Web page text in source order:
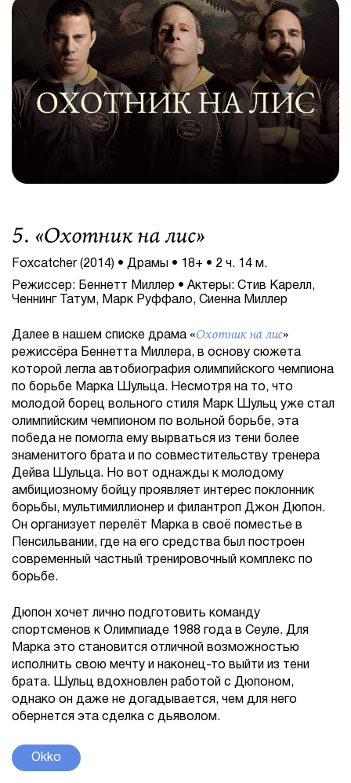
5. «Охотник на лис»
Foxcatcher (2014) • Драмы • 18+ • 2 ч. 14 м.
Режиссер: Беннетт Миллер • Актеры: Стив Карелл,
Ченнинг Татум, Марк Руффало, Сиенна Миллер
Далее в нашем списке драма «Охотник на лис»
режиссёра Беннетта Миллера, в основу сюжета
которой легла автобиография олимпийского чемпиона
по борьбе Марка Шульца. Несмотря на то, что
молодой борец вольного стиля Марк Шульц уже стал
олимпийским чемпионом по вольной борьбе, эта
победа не помогла ему вырваться из тени более
знаменитого брата и по совместительству тренера
Дейва Шульца. Но вот однажды к молодому
амбициозному бойцу проявляет интерес поклонник
борьбы, мультимиллионер и филантроп Джон Дюпон.
Он организует перелёт Марка в своё поместье в
Пенсильвании, где на его средства был построен
современный частный тренировочный комплекс по
борьбе.
Дюпон хочет лично подготовить команду
спортсменов к Олимпиаде 1988 года в Сеуле. Для
Марка это становится отличной возможностью
исполнить свою мечту и наконец-то выйти из тени
брата. Шульц вдохновлен работой с Дюпоном,
однако он даже не догадывается, чем для него
обернется эта сделка с дьяволом.
Okko